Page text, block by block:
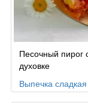
Песочный пирог
духовке
Выпечка сладкая